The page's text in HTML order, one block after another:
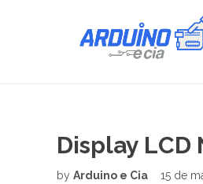
Display LCD
by Arduino e Cia 15 de